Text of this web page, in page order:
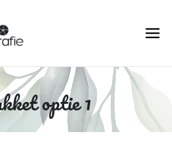
Trouwreportages voor
elk stel
optie 1